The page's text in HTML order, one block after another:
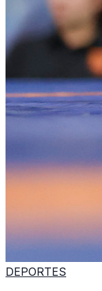
DEPORTES